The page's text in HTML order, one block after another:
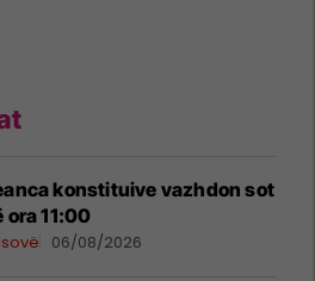
konstituive vazhdon sot
ora 11:00
06/08/2026